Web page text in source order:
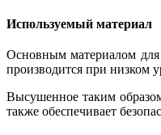
Используемый материал
Основным материалом для
производится при низком
Высушенное таким
также обеспечивает